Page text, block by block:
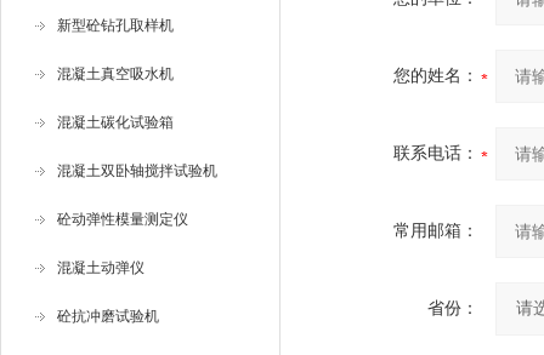
新型砼钻孔取样机
混凝土真空吸水机
混凝土碳化试验箱
混凝土双卧轴搅拌试验机
砼动弹性模量测定仪
混凝土动弹仪
砼抗冲磨试验机
您的姓名：
联系电话：
常用邮箱：
省份：